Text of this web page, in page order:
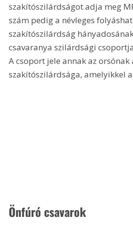
szakítószilárdságot adja meg
szám pedig a névleges
szakítószilárdság
csavaranya szilárdsági
A csoport jele annak az
szakítószilárdsága, amelyikkel
Önfúró csavarok